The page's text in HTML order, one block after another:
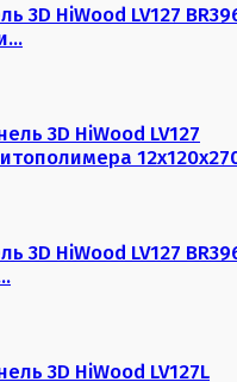
3D HiWood LV127
3D HiWood LV127